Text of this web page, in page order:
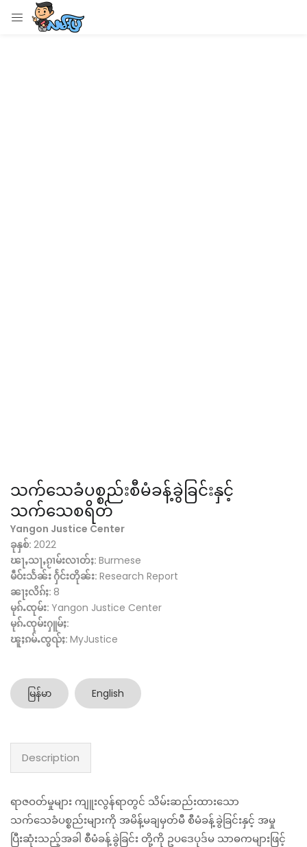
သက်သေခံပစ္စည်းစီမံခန့်ခွဲခြင်းနှင့်
သက်သေစရိတ်
Yangon Justice Center
ခုနှစ်: 2022
ၽႃႇသႃႇၵႂၢမ်းလၢတ်ႈ: Burmese
မဵဝ်းသႅၼ်း ႁႅင်းတိုၼ်း: Research Report
ၼႃႈလိၵ်ႈ: 8
မုၵ်ႉၸုမ်း: Yangon Justice Center
မုၵ်ႉၸုမ်းႁူမ်ႈ:
ၽူႈၵမ်ႉၸွၺ်ႈ: MyJustice
မြန်မာ English
Description
ရာဇဝတ်မှုများ ကျူးလွန်ရာတွင် သိမ်းဆည်းထားသော
သက်သေခံပစ္စည်းများကို အမိန့်မချမှတ်မီ စီမံခန့်ခွဲခြင်းနှင့် အမှု
ပြီးဆုံးသည့်အခါ စီမံခန့်ခွဲခြင်း တို့ကို ဥပဒေပုဒ်မ သာဓကများဖြင့်
LOGIN